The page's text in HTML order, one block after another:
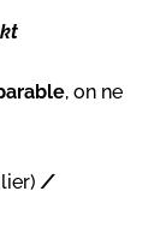
, on ne
/